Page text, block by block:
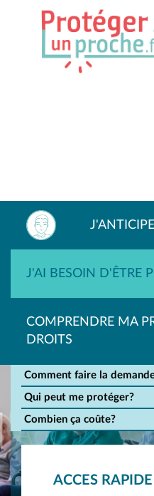
J'AI BESOIN D'ÊTRE
COMPRENDRE MA
DROITS
Comment faire la
Qui peut me protéger?
Combien ça coûte?
ACCES RAPIDE